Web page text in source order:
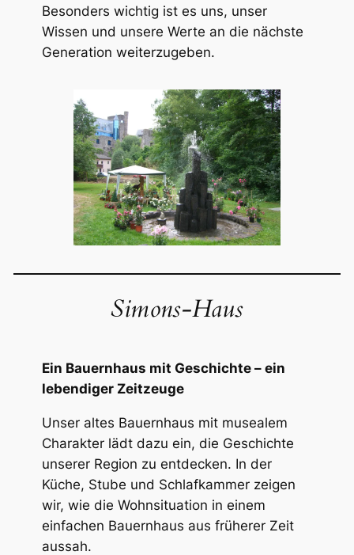
Besonders wichtig ist es uns, unser
Wissen und unsere Werte an die nächste
Generation weiterzugeben.
Simons-Haus
Ein Bauernhaus mit Geschichte – ein
lebendiger Zeitzeuge
Unser altes Bauernhaus mit musealem
Charakter lädt dazu ein, die Geschichte
unserer Region zu entdecken. In der
Küche, Stube und Schlafkammer zeigen
wir, wie die Wohnsituation in einem
einfachen Bauernhaus aus früherer Zeit
aussah.